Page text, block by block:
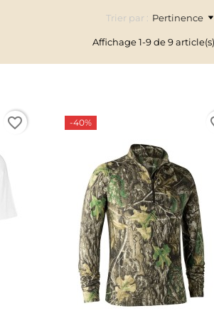
Trier par : Pertinence
Affichage 1-9 de 9 article(s)
favorite_border -40%